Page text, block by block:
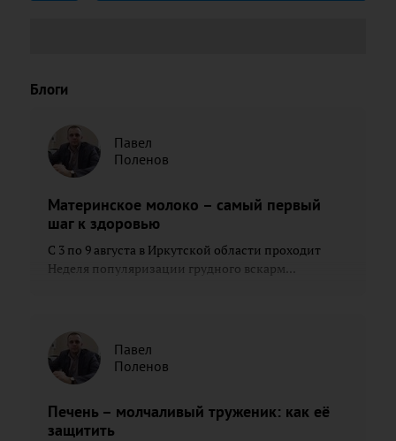
Блоги
Павел
Поленов
Материнское молоко – самый первый
шаг к здоровью
С 3 по 9 августа в Иркутской области проходит
Неделя популяризации грудного вскарм...
Павел
Поленов
Печень – молчаливый труженик: как её
защитить